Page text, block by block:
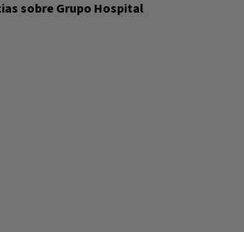
sobre Grupo Hospital